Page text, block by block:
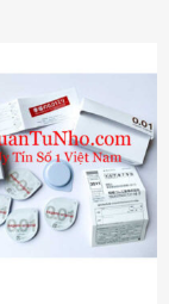
thể
được
chọn
trên
trang
sản
phẩm